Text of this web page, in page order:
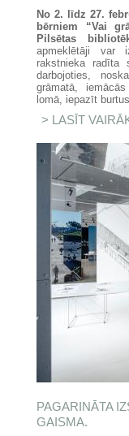
No 2. līdz 27.
bērniem “Vai
Pilsētas
apmeklētāji var
rakstnieka radīta
darbojoties,
grāmatā,
lomā, iepazīt
LASĪT
PAGARINĀTA
GAISMA.